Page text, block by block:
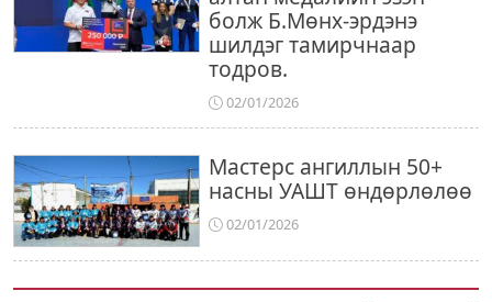
болж Б.Мөнх-эрдэнэ
шилдэг тамирчнаар
тодров.
02/01/2026
Мастерс ангиллын 50+
насны УАШТ өндөрлөлөө
02/01/2026